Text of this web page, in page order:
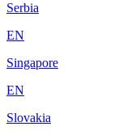
Serbia
EN
Singapore
EN
Slovakia